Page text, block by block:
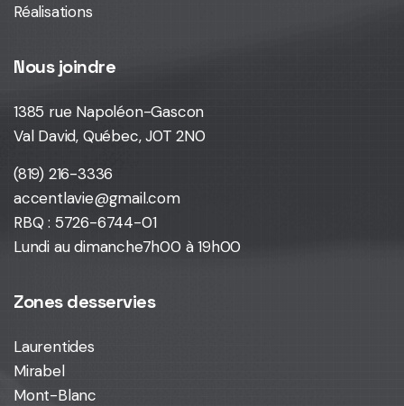
Réalisations
Nous joindre
1385 rue Napoléon-Gascon
Val David, Québec, J0T 2N0
(819) 216-3336
accentlavie@gmail.com
RBQ : 5726-6744-01
Lundi au dimanche7h00 à 19h00
Zones desservies
Laurentides
Mirabel
Mont-Blanc